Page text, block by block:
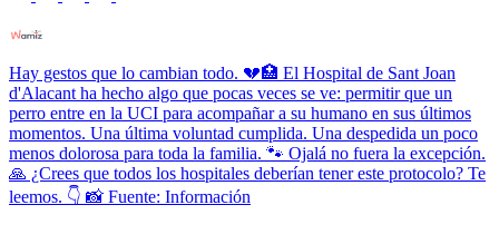
Hay gestos que lo cambian todo. 💔🏥 El Hospital de Sant Joan
d'Alacant ha hecho algo que pocas veces se ve: permitir que un
perro entre en la UCI para acompañar a su humano en sus últimos
momentos. Una última voluntad cumplida. Una despedida un poco
menos dolorosa para toda la familia. 🐾 Ojalá no fuera la excepción.
🙏 ¿Crees que todos los hospitales deberían tener este protocolo? Te
leemos. 👇 📸 Fuente: Información